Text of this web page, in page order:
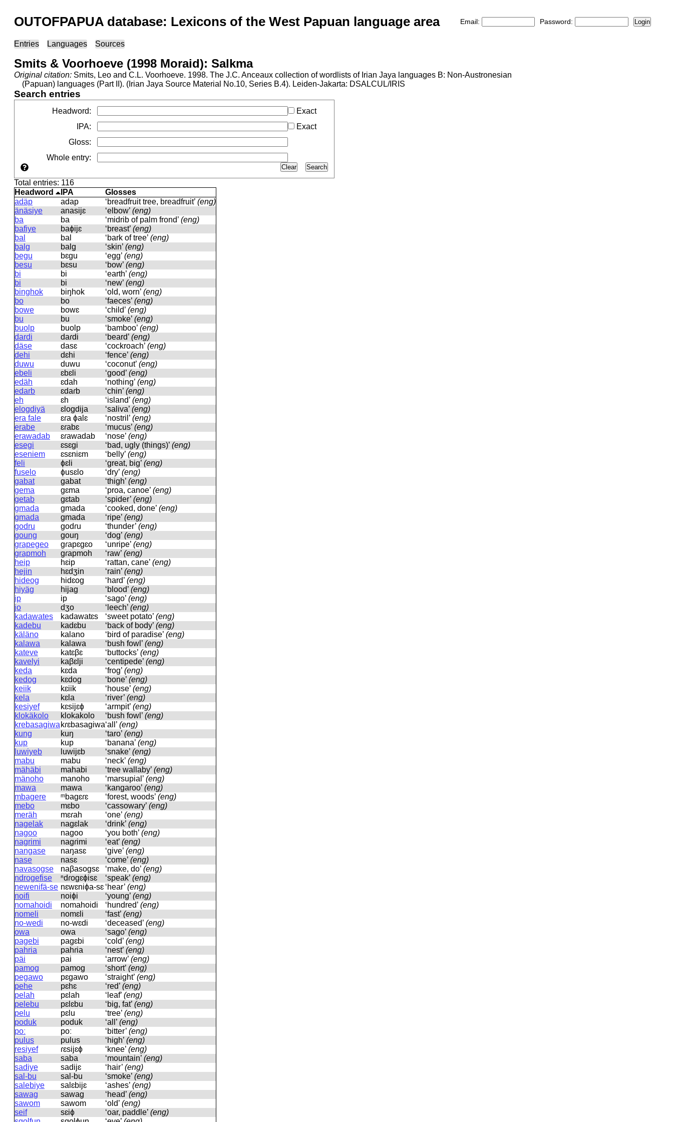
OUTOFPAPUA database: Lexicons of the West Papuan language area Email: Password: Login
Entries Languages Sources
Smits & Voorhoeve (1998 Moraid): Salkma
Original citation: Smits, Leo and C.L. Voorhoeve. 1998. The J.C. Anceaux collection of wordlists of Irian Jaya languages B: Non-Austronesian
(Papuan) languages (Part II). (Irian Jaya Source Material No.10, Series B.4). Leiden-Jakarta: DSALCUL/IRIS
Search entries
Headword:
Exact
IPA:
Exact
Gloss:
Whole entry:
Search
Clear
Total entries: 116
Headword
IPA
Glosses
adäp
adap ‘breadfruit tree, breadfruit’ (eng)
änäsiye
anasijɛ ‘elbow’ (eng)
ba
ba ‘midrib of palm frond’ (eng)
bafiye
baɸijɛ ‘breast’ (eng)
bal
bal ‘bark of tree’ (eng)
balg
balɡ ‘skin’ (eng)
begu
bɛɡu ‘egg’ (eng)
besu
bɛsu ‘bow’ (eng)
bi
bi ‘earth’ (eng)
bi
bi ‘new’ (eng)
binghok
biŋhok ‘old, worn’ (eng)
bo
bo ‘faeces’ (eng)
bowe
bowɛ ‘child’ (eng)
bu
bu ‘smoke’ (eng)
buolp
buolp ‘bamboo’ (eng)
dardi
daɾdi ‘beard’ (eng)
däse
dasɛ ‘cockroach’ (eng)
dehi
dɛhi ‘fence’ (eng)
duwu
duwu ‘coconut’ (eng)
ebeli
ɛbɛli ‘good’ (eng)
edäh
ɛdah ‘nothing’ (eng)
edarb
ɛdaɾb ‘chin’ (eng)
eh
ɛh ‘island’ (eng)
elogdiyä
ɛloɡdija ‘saliva’ (eng)
era fale
ɛɾa ɸalɛ ‘nostril’ (eng)
erabe
ɛɾabɛ ‘mucus’ (eng)
erawadab
ɛɾawadab ‘nose’ (eng)
esegi
ɛsɛɡi ‘bad, ugly (things)’ (eng)
eseniem
ɛsɛniɛm ‘belly’ (eng)
feli
ɸɛli ‘great, big’ (eng)
fuselo
ɸusɛlo ‘dry’ (eng)
gabat
ɡabat ‘thigh’ (eng)
gema
ɡɛma ‘proa, canoe’ (eng)
getab
ɡɛtab ‘spider’ (eng)
gmada
ɡmada ‘cooked, done’ (eng)
gmada
ɡmada ‘ripe’ (eng)
godru
ɡodɾu ‘thunder’ (eng)
goung
ɡouŋ ‘dog’ (eng)
grapegeo
ɡɾapɛɡɛo ‘unripe’ (eng)
grapmoh
ɡɾapmoh ‘raw’ (eng)
heip
hɛip ‘rattan, cane’ (eng)
hejin
hɛdʒin ‘rain’ (eng)
hideog
hidɛoɡ ‘hard’ (eng)
hiyäg
hijaɡ ‘blood’ (eng)
ip
ip ‘sago’ (eng)
jo
dʒo ‘leech’ (eng)
kadawates
kadawatɛs ‘sweet potato’ (eng)
kadebu
kadɛbu ‘back of body’ (eng)
käläno
kalano ‘bird of paradise’ (eng)
kalawa
kalawa ‘bush fowl’ (eng)
kateve
katɛβɛ ‘buttocks’ (eng)
kavelyi
kaβɛlji ‘centipede’ (eng)
keda
kɛda ‘frog’ (eng)
kedog
kɛdoɡ ‘bone’ (eng)
keiik
kɛiik ‘house’ (eng)
kela
kɛla ‘river’ (eng)
kesiyef
kɛsijɛɸ ‘armpit’ (eng)
klokäkolo
klokakolo ‘bush fowl’ (eng)
krebasagiwa kɾɛbasaɡiwa‘all’ (eng)
kung
kuŋ ‘taro’ (eng)
kup
kup ‘banana’ (eng)
luwiyeb
luwijɛb ‘snake’ (eng)
mabu
mabu ‘neck’ (eng)
mähäbi
mahabi ‘tree wallaby’ (eng)
mänoho
manoho ‘marsupial’ (eng)
mawa
mawa ‘kangaroo’ (eng)
mbagere
ᵐbaɡɛɾɛ ‘forest, woods’ (eng)
mebo
mɛbo ‘cassowary’ (eng)
meräh
mɛɾah ‘one’ (eng)
nagelak
naɡɛlak ‘drink’ (eng)
nagoo
naɡoo ‘you both’ (eng)
nagrimi
naɡɾimi ‘eat’ (eng)
nangase
naŋasɛ ‘give’ (eng)
nase
nasɛ ‘come’ (eng)
navasogse
naβasoɡsɛ ‘make, do’ (eng)
ndrogefise
ⁿdɾoɡɛɸisɛ ‘speak’ (eng)
newenifä-se nɛwɛniɸa-sɛ ‘hear’ (eng)
noifi
noiɸi ‘young’ (eng)
nomahoidi
nomahoidi ‘hundred’ (eng)
nomeli
nomɛli ‘fast’ (eng)
no-wedi
no-wɛdi ‘deceased’ (eng)
owa
owa ‘sago’ (eng)
pagebi
paɡɛbi ‘cold’ (eng)
pahria
pahɾia ‘nest’ (eng)
päi
pai ‘arrow’ (eng)
pamog
pamoɡ ‘short’ (eng)
pegawo
pɛɡawo ‘straight’ (eng)
pehe
pɛhɛ ‘red’ (eng)
pelah
pɛlah ‘leaf’ (eng)
pelebu
pɛlɛbu ‘big, fat’ (eng)
pelu
pɛlu ‘tree’ (eng)
poduk
poduk ‘all’ (eng)
poː
poː ‘bitter’ (eng)
pulus
pulus ‘high’ (eng)
resiyef
ɾɛsijɛɸ ‘knee’ (eng)
saba
saba ‘mountain’ (eng)
sadiye
sadijɛ ‘hair’ (eng)
sal-bu
sal-bu ‘smoke’ (eng)
salebiye
salɛbijɛ ‘ashes’ (eng)
sawag
sawaɡ ‘head’ (eng)
sawom
sawom ‘old’ (eng)
seif
sɛiɸ ‘oar, paddle’ (eng)